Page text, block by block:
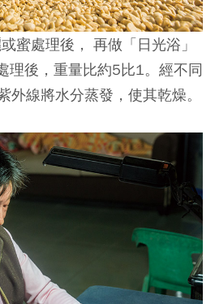
蜜處理後， 再做「日光浴」
理後，重量比約5比1。經不同
外線將水分蒸發，使其乾燥。